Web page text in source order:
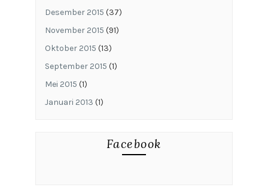
Desember 2015 (37)
November 2015 (91)
Oktober 2015 (13)
September 2015 (1)
Mei 2015 (1)
Januari 2013 (1)
Facebook